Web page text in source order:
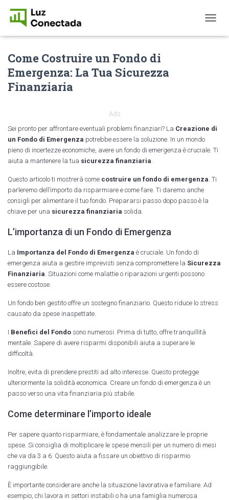
O
A
I
Come Costruire un Fondo di
Emergenza: La Tua Sicurezza
Finanziaria
Ads
Sei pronto per affrontare eventuali problemi finanziari? La Creazione di
un Fondo di Emergenza potrebbe essere la soluzione. In un mondo
pieno di incertezze economiche, avere un fondo di emergenza è cruciale. Ti
aiuta a mantenere la tua sicurezza finanziaria
Questo articolo ti mostrerà come costruire un fondo di emergenza . Ti
parleremo dell’importo da risparmiare e come fare. Ti daremo anche
consigli per alimentare il tuo fondo. Prepararsi passo dopo passo è la
chiave per una sicurezza finanziaria solida.
L’importanza di un Fondo di Emergenza
La Importanza del Fondo di Emergenza è cruciale. Un fondo di
emergenza aiuta a gestire imprevisti senza compromettere la Sicurezza
Finanziaria . Situazioni come malattie o riparazioni urgenti possono
essere costose.
Un fondo ben gestito offre un sostegno finanziario. Questo riduce lo stress
causato da spese inaspettate.
I Benefici del Fondo sono numerosi. Prima di tutto, offre tranquillità
mentale. Sapere di avere risparmi disponibili aiuta a superare le
difficoltà.
Inoltre, evita di prendere prestiti ad alto interesse. Questo protegge
ulteriormente la solidità economica. Creare un fondo di emergenza è un
passo verso una vita finanziaria più stabile.
Come determinare l’importo ideale
Per sapere quanto risparmiare, è fondamentale analizzare le proprie
spese. Si consiglia di moltiplicare le spese mensili per un numero di mesi
che va da 3 a 6. Questo aiuta a fissare un obiettivo di risparmio
raggiungibile.
È importante considerare anche la situazione lavorativa e familiare. Ad
esempio, chi lavora in settori instabili o ha una famiglia numerosa